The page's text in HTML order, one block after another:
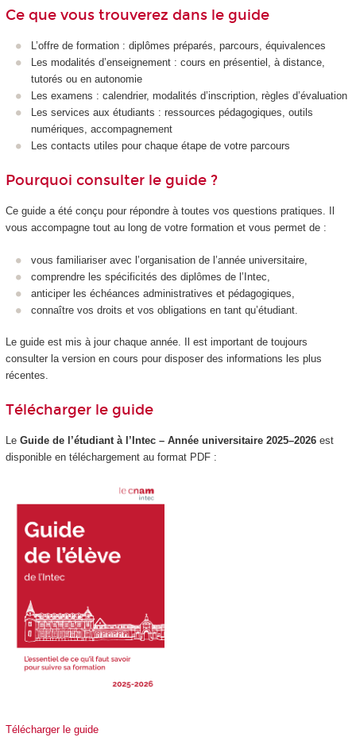
Ce que vous trouverez dans le guide
L’offre de formation : diplômes préparés, parcours, équivalences
Les modalités d’enseignement : cours en présentiel, à distance,
tutorés ou en autonomie
Les examens : calendrier, modalités d’inscription, règles d’évaluation
Les services aux étudiants : ressources pédagogiques, outils
numériques, accompagnement
Les contacts utiles pour chaque étape de votre parcours
Pourquoi consulter le guide ?
Ce guide a été conçu pour répondre à toutes vos questions pratiques. Il
vous accompagne tout au long de votre formation et vous permet de :
vous familiariser avec l’organisation de l’année universitaire,
comprendre les spécificités des diplômes de l’Intec,
anticiper les échéances administratives et pédagogiques,
connaître vos droits et vos obligations en tant qu’étudiant.
Le guide est mis à jour chaque année. Il est important de toujours
consulter la version en cours pour disposer des informations les plus
récentes.
Télécharger le guide
Le Guide de l’étudiant à l’Intec – Année universitaire 2025–2026est
disponible en téléchargement au format PDF :
Télécharger le guide